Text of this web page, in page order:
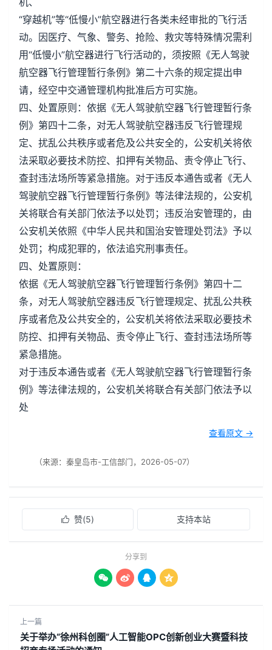
“穿越机”等“低慢小”航空器进行各类未经审批的飞行活
动。因医疗、气象、警务、抢险、救灾等特殊情况需利
用“低慢小”航空器进行飞行活动的，须按照《无人驾驶
航空器飞行管理暂行条例》第二十六条的规定提出申
请，经空中交通管理机构批准后方可实施。
四、处置原则：依据《无人驾驶航空器飞行管理暂行条
例》第四十二条，对无人驾驶航空器违反飞行管理规
定、扰乱公共秩序或者危及公共安全的，公安机关将依
法采取必要技术防控、扣押有关物品、责令停止飞行、
查封违法场所等紧急措施。对于违反本通告或者《无人
驾驶航空器飞行管理暂行条例》等法律法规的，公安机
关将联合有关部门依法予以处罚；违反治安管理的，由
公安机关依照《中华人民共和国治安管理处罚法》予以
处罚；构成犯罪的，依法追究刑事责任。
四、处置原则：
依据《无人驾驶航空器飞行管理暂行条例》第四十二
条，对无人驾驶航空器违反飞行管理规定、扰乱公共秩
序或者危及公共安全的，公安机关将依法采取必要技术
防控、扣押有关物品、责令停止飞行、查封违法场所等
紧急措施。
对于违反本通告或者《无人驾驶航空器飞行管理暂行条
例》等法律法规的，公安机关将联合有关部门依法予以
处
查看原文 →
（来源：秦皇岛市-工信部门，2026-05-07）
 赞(5) 支持本站
分享到
   
上一篇
关于举办“徐州科创圈”人工智能OPC创新创业大赛暨科技